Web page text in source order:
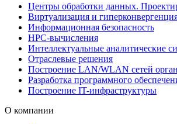
Центры обработки данных.
Виртуализация и
Информационная безопасность
HPC-вычисления
Интеллектуальные аналитические
Отраслевые решения
Построение LAN/WLAN сетей
Разработка программного
Построение IT-инфраструктуры
О компании